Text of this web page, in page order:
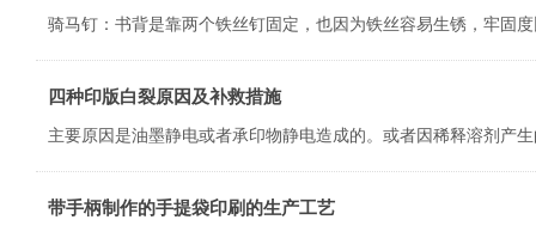
四种印版白裂原因及补救措施
主要原因是油墨静电或者承印物静电造成的。或者因稀释溶剂产
带手柄制作的手提袋印刷的生产工艺